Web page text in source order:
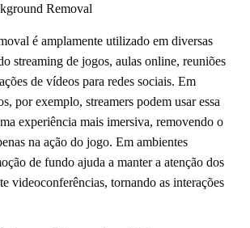
Removal
é amplamente utilizado em diversas
streaming de jogos, aulas online, reuniões
de vídeos para redes sociais. Em
por exemplo, streamers podem usar essa
experiência mais imersiva, removendo o
na ação do jogo. Em ambientes
de fundo ajuda a manter a atenção dos
videoconferências, tornando as interações